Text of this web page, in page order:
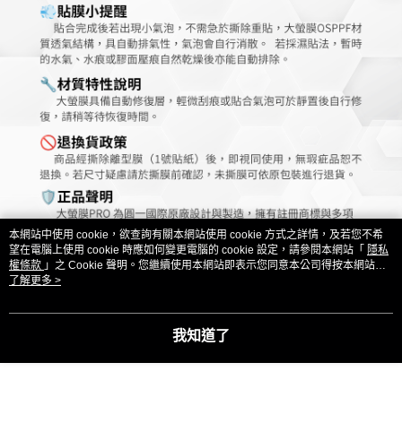
本網站中使用 cookie，欲查詢有關本網站使用 cookie 方式之詳情，及若您不希
望在電腦上使用 cookie 時應如何變更電腦的 cookie 設定，請參閱本網站「 隱私
權條款 」之 Cookie 聲明。您繼續使用本網站即表示您同意本公司得按本網站使
用條款之 Cookie 聲明使用 cookie。
了解更多 >
我知道了